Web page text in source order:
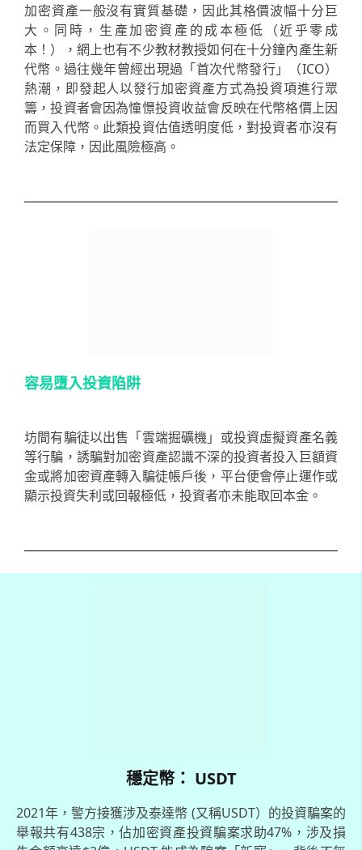
加密資產一般沒有實質基礎，因此其格價波幅十分巨
大。同時，生產加密資產的成本極低（近乎零成
本！），網上也有不少教材教授如何在十分鐘內產生新
代幣。過往幾年曾經出現過「首次代幣發行」（ICO）
熱潮，即發起人以發行加密資產方式為投資項進行眾
籌，投資者會因為憧憬投資收益會反映在代幣格價上因
而買入代幣。此類投資估值透明度低，對投資者亦沒有
法定保障，因此風險極高。
容易墮入投資陷阱
坊間有騙徒以出售「雲端掘礦機」或投資虛擬資產名義
等行騙，誘騙對加密資產認識不深的投資者投入巨額資
金或將加密資產轉入騙徒帳戶後，平台便會停止運作或
顯示投資失利或回報極低，投資者亦未能取回本金。
穩定幣： USDT
2021年，警方接獲涉及泰達幣 (又稱USDT）的投資騙案的
舉報共有438宗，佔加密資產投資騙案求助47%，涉及損